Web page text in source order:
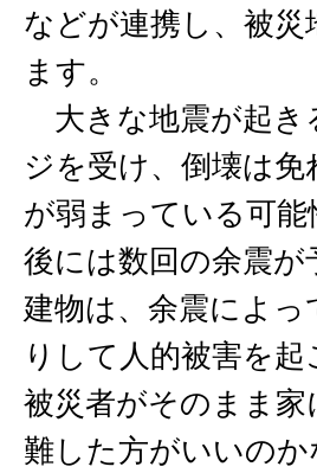
などが連携し、被
ます。
大きな地震が起き
ジを受け、倒壊は
が弱まっている可
後には数回の余震
建物は、余震によ
りして人的被害を
被災者がそのまま
難した方がいいの